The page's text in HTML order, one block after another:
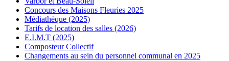
Concours des Maisons Fleuries 2025
Médiathèque (2025)
Tarifs de location des salles (2026)
E.I.M.T (2025)
Composteur Collectif
Changements au sein du personnel communal en 2025